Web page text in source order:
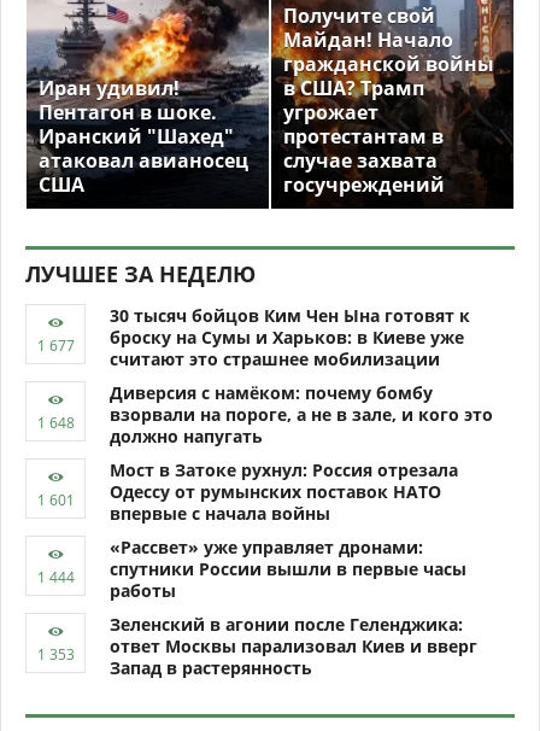
Иран удивил!
Пентагон в шоке.
Иранский "Шахед"
атаковал авианосец
США
Получите свой
Майдан! Начало
гражданской войны
в США? Трамп
угрожает
протестантам в
случае захвата
госучреждений
ЛУЧШЕЕ ЗА НЕДЕЛЮ
30 тысяч бойцов Ким Чен Ына готовят к
броску на Сумы и Харьков: в Киеве уже
считают это страшнее мобилизации
Диверсия с намёком: почему бомбу
взорвали на пороге, а не в зале, и кого это
должно напугать
Мост в Затоке рухнул: Россия отрезала
Одессу от румынских поставок НАТО
впервые с начала войны
«Рассвет» уже управляет дронами:
спутники России вышли в первые часы
работы
Зеленский в агонии после Геленджика:
ответ Москвы парализовал Киев и вверг
Запад в растерянность